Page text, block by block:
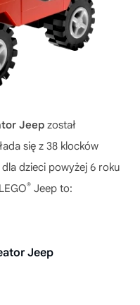
Jeep został
się z 38 klocków
dzieci powyżej 6 roku
® Jeep to:
Jeep